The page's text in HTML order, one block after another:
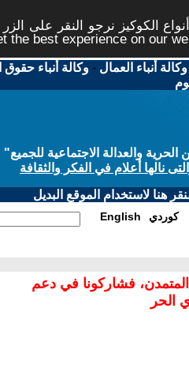
الكوكيز نرجو النقر على
the best experience on our
وكالة أنباء العمال -وكالة أنباء حقوق
والعدالة الاجتماعية للجميع"
نالها أعلام في الفكر والثقافة
هنا لاستخدام الموقع البديل
English كوردي
المتمدن، فشاركونا في دعم
الحر